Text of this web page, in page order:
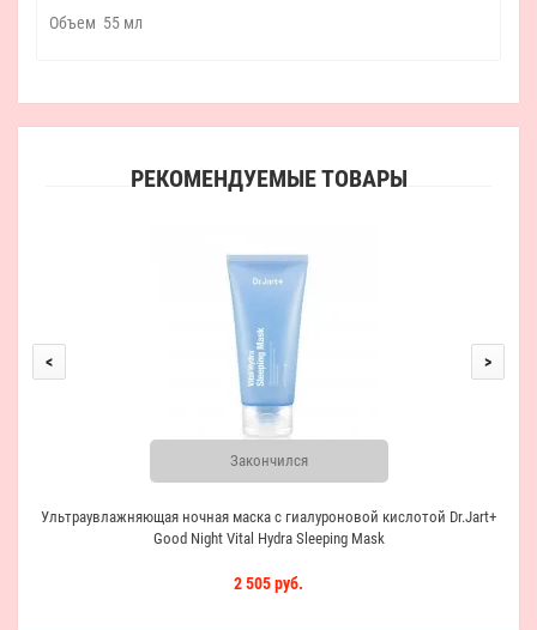
Объем 55 мл
РЕКОМЕНДУЕМЫЕ ТОВАРЫ
Закончился
Ультраувлажняющая ночная маска с гиалуроновой кислотой Dr.Jart+
Good Night Vital Hydra Sleeping Mask
2 505 руб.
< >